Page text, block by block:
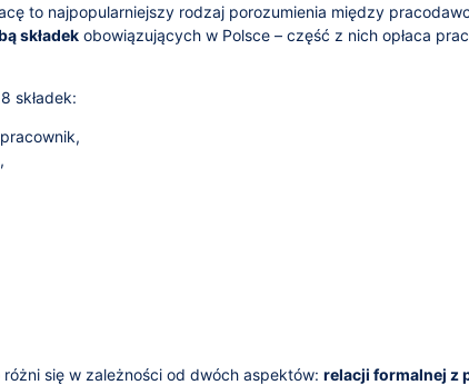
to najpopularniejszy rodzaj porozumienia między
składek obowiązujących w Polsce – część z nich opłaca
składek:
się w zależności od dwóch aspektów: relacji formalnej z